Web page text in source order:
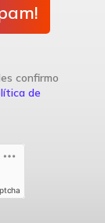
confirmo
de